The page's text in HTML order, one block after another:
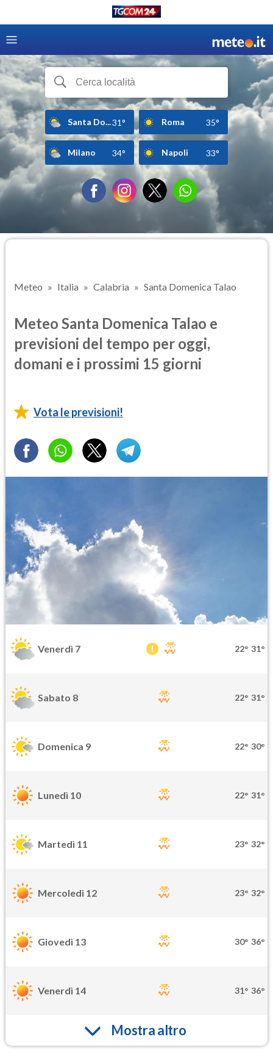
Santa Do...31° Roma 35°
Milano 34° Napoli 33°
Meteo Italia Calabria Santa Domenica Talao
Meteo Santa Domenica Talao e
previsioni del tempo per oggi,
domani e i prossimi 15 giorni
Vota le previsioni!
Venerdì 7 22° 31°
Sabato 8 22° 31°
Domenica 9 22° 30°
Lunedì 10 22° 31°
Martedì 11 23° 32°
Mercoledì 12 23° 32°
Giovedì 13 30° 36°
Venerdì 14 31° 36°
Mostra altro